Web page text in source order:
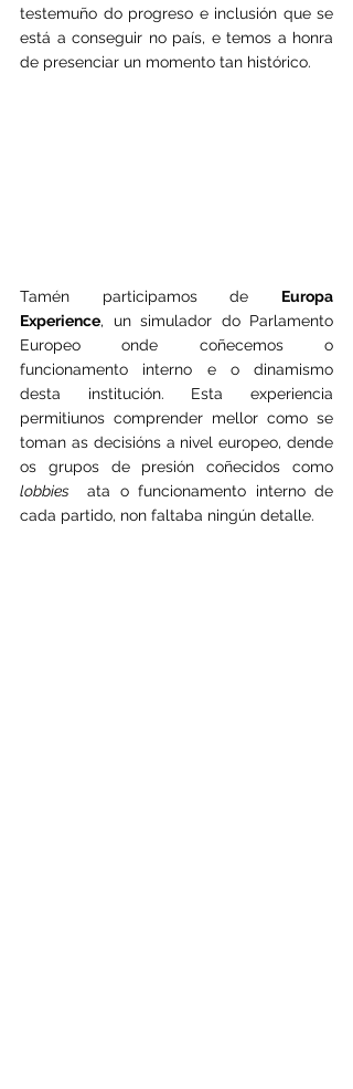
testemuño do progreso e inclusión que se
está a conseguir no país, e temos a honra
de presenciar un momento tan histórico.
Tamén participamos de Europa
Experience, un simulador do Parlamento
Europeo onde coñecemos o
funcionamento interno e o dinamismo
desta institución. Esta experiencia
permitiunos comprender mellor como se
toman as decisións a nivel europeo, dende
lobbies
ata o funcionamento interno de
cada partido, non faltaba ningún detalle.